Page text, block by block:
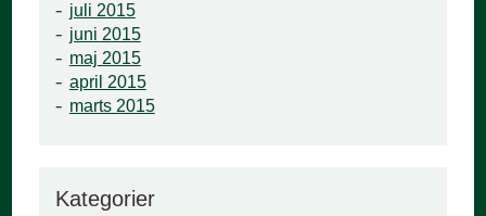
juli 2015
juni 2015
maj 2015
april 2015
marts 2015
Kategorier